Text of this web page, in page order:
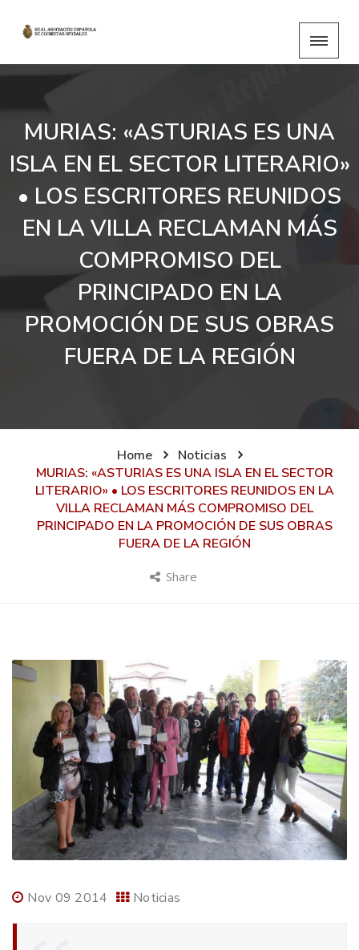
MURIAS: «ASTURIAS ES UNA
ISLA EN EL SECTOR LITERARIO»
• LOS ESCRITORES REUNIDOS
EN LA VILLA RECLAMAN MÁS
COMPROMISO DEL
PRINCIPADO EN LA
PROMOCIÓN DE SUS OBRAS
FUERA DE LA REGIÓN
Home
Noticias
MURIAS: «ASTURIAS ES UNA ISLA EN EL SECTOR
LITERARIO» • LOS ESCRITORES REUNIDOS EN LA
VILLA RECLAMAN MÁS COMPROMISO DEL
PRINCIPADO EN LA PROMOCIÓN DE SUS OBRAS
FUERA DE LA REGIÓN
Share
Nov 09 2014 Noticias